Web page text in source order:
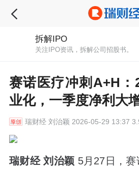
拆解IPO
关注IPO资讯，拆解公司招股书。
赛诺医疗冲刺A+H：
业化，一季度净利大
瑞财经刘治颖 2026-05-29 13:37
瑞财经 刘治颖 5月27日，